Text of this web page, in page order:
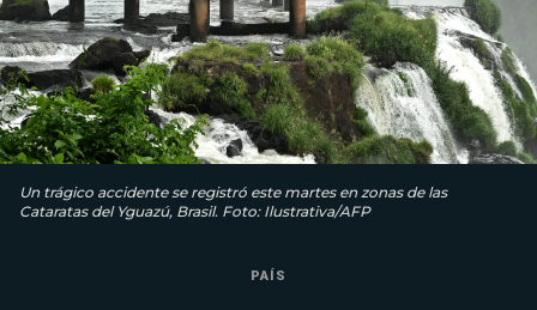
Un trágico accidente se registró este martes en zonas de las
Cataratas del Yguazú, Brasil. Foto: Ilustrativa/AFP
PAÍS